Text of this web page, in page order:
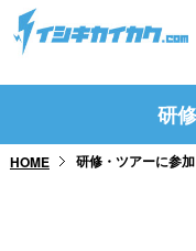
トップページ
研
HOME 研修・ツアーに参加